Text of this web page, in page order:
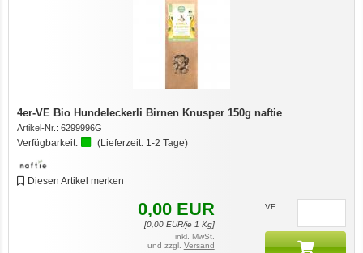
4er-VE Bio Hundeleckerli Birnen Knusper 150g naftie
Artikel-Nr.: 6299996G
Verfügbarkeit: (Lieferzeit: 1-2 Tage)
Diesen Artikel merken
0,00 EUR
[0,00EUR/je 1 Kg]
inkl. MwSt.
und zzgl. Versand
VE